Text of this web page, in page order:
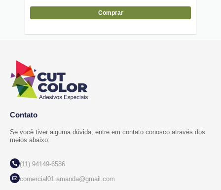
Comprar
Contato
Se você tiver alguma dúvida, entre em contato conosco através dos
meios abaixo:
(11) 94149-6586
comercial01.amanda@gmail.com